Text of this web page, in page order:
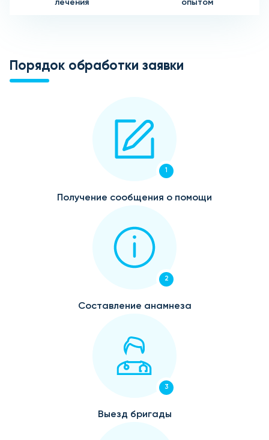
лечения опытом
Порядок обработки заявки
1
Получение сообщения о помощи
2
Составление анамнеза
3
Выезд бригады